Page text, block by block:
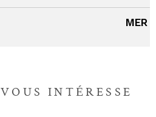
MER
VOUS INTÉRESSE